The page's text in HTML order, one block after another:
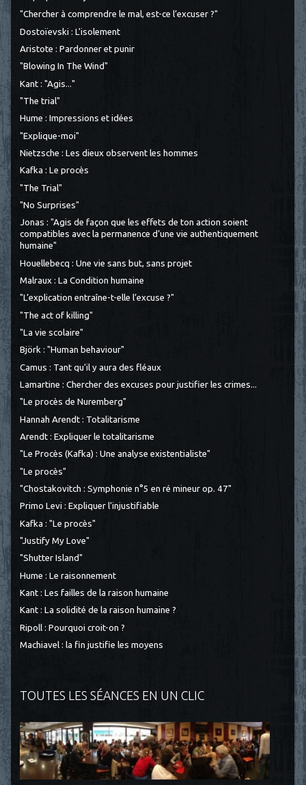
"Chercher à comprendre le mal, est-ce l’excuser ?"
Dostoïevski : L'isolement
Aristote : Pardonner et punir
"Blowing In The Wind"
Kant : "Agis..."
"The trial"
Hume : Impressions et idées
"Explique-moi"
Nietzsche : Les dieux observent les hommes
Kafka : Le procès
"The Trial"
"No Surprises"
Jonas : "Agis de façon que les effets de ton action soient
compatibles avec la permanence d’une vie authentiquement
humaine"
Houellebecq : Une vie sans but, sans projet
Malraux : La Condition humaine
"L’explication entraîne-t-elle l’excuse ?"
"The act of killing"
"La vie scolaire"
Björk : "Human behaviour"
Camus : Tant qu'il y aura des fléaux
Lamartine : Chercher des excuses pour justifier les crimes...
"Le procès de Nuremberg"
Hannah Arendt : Totalitarisme
Arendt : Expliquer le totalitarisme
"Le Procès (Kafka) : Une analyse existentialiste"
"Le procès"
"Chostakovitch : Symphonie n°5 en ré mineur op. 47"
Primo Levi : Expliquer l'injustifiable
Kafka : "Le procès"
"Justify My Love"
"Shutter Island"
Hume : Le raisonnement
Kant : Les failles de la raison humaine
Kant : La solidité de la raison humaine ?
Ripoll : Pourquoi croit-on ?
Machiavel : la fin justifie les moyens
TOUTES LES SÉANCES EN UN CLIC